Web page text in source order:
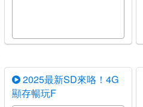
2025最新SD來咯！4G
顯存暢玩F